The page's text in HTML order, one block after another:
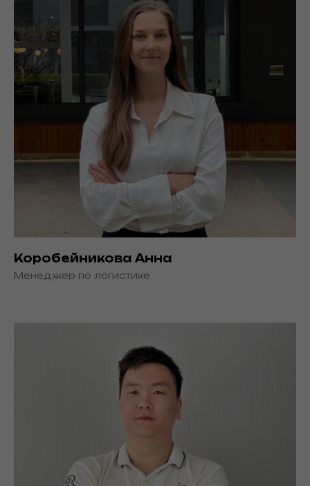
Коробейникова Анна
Менеджер по логистике